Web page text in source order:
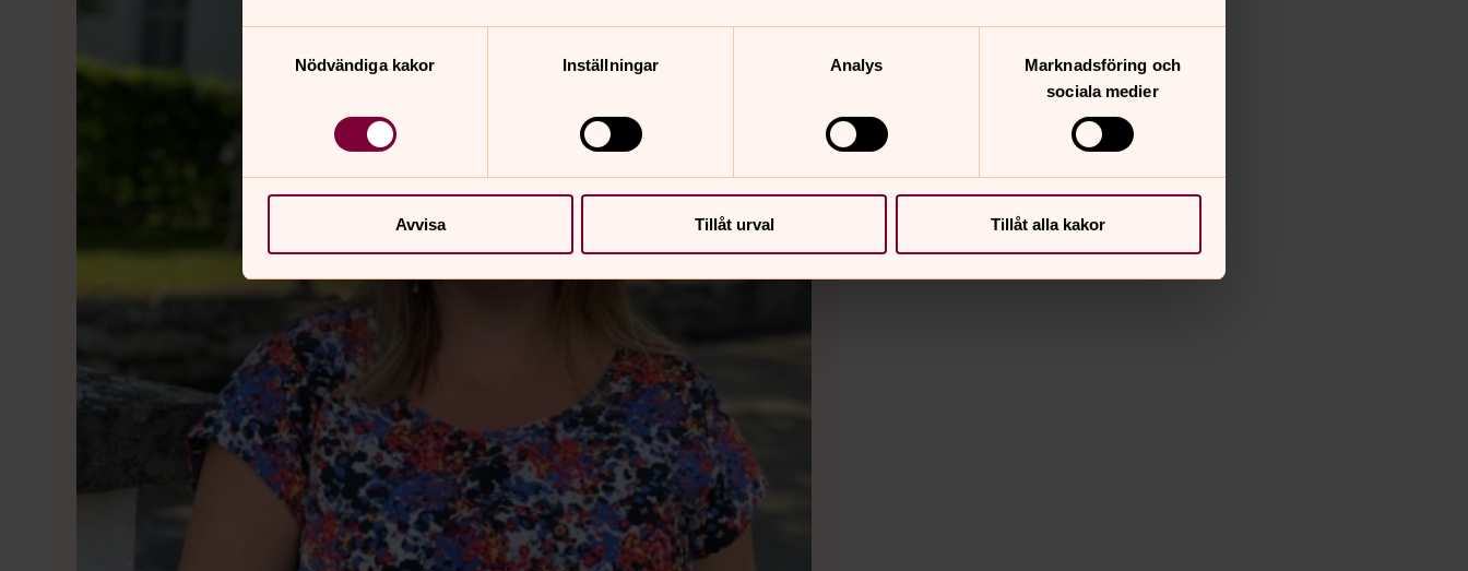
Nödvändiga kakor
Inställningar Analys
Marknadsföring och
sociala medier
Avvisa Tillåt urval Tillåt alla kakor